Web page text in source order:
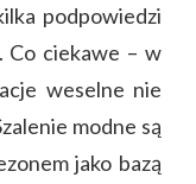
podpowiedzi
Co ciekawe – w
weselne nie
modne są
jako bazą